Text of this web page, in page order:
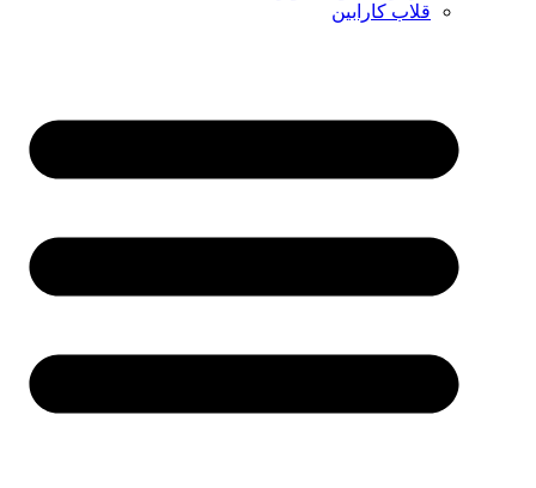
قلاب کارابین